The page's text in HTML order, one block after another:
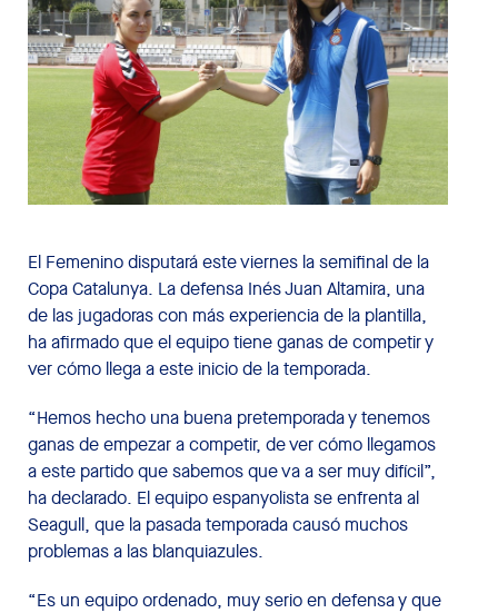
El Femenino disputará este viernes la semifinal de la
Copa Catalunya. La defensa Inés Juan Altamira, una
de las jugadoras con más experiencia de la plantilla,
ha afirmado que el equipo tiene ganas de competir y
ver cómo llega a este inicio de la temporada.
“Hemos hecho una buena pretemporada y tenemos
ganas de empezar a competir, de ver cómo llegamos
a este partido que sabemos que va a ser muy difícil”,
ha declarado. El equipo espanyolista se enfrenta al
Seagull, que la pasada temporada causó muchos
problemas a las blanquiazules.
“Es un equipo ordenado, muy serio en defensa y que